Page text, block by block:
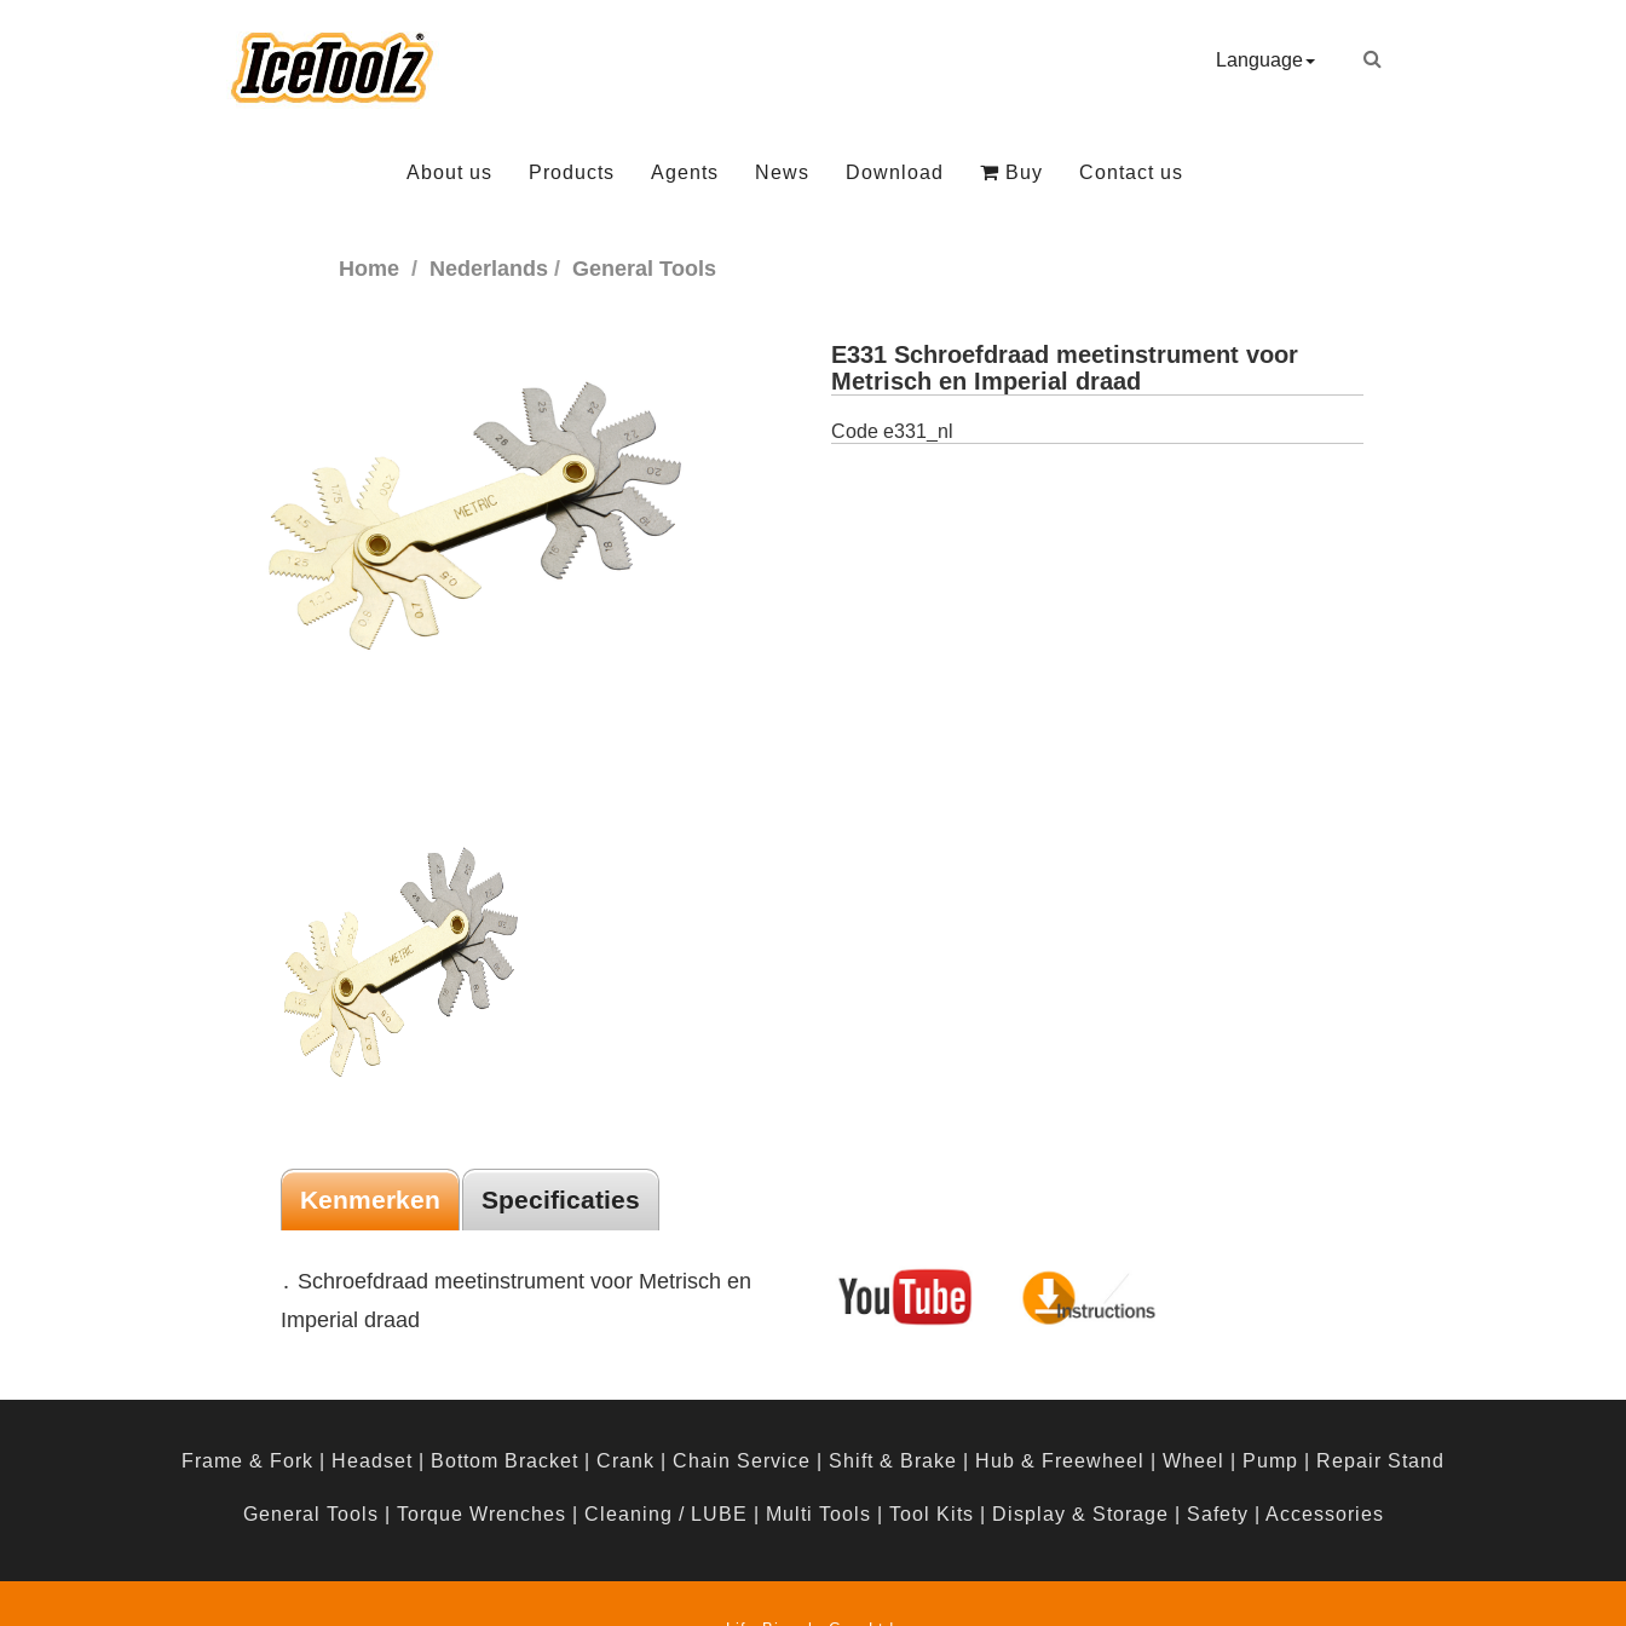
Language
About us Products Agents News Download Buy Contact us
Home Nederlands General Tools
E331 Schroefdraad meetinstrument voor
Metrisch en Imperial draad
Code e331_nl
Kenmerken Specificaties
․ Schroefdraad meetinstrument voor Metrisch en
Imperial draad
Frame & Fork Headset Bottom Bracket Crank Chain Service Shift & Brake Hub & Freewheel Wheel Pump Repair Stand
General Tools Torque Wrenches Cleaning / LUBE Multi Tools Tool Kits Display & Storage Safety Accessories